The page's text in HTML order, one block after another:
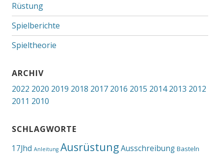
Rüstung
Spielberichte
Spieltheorie
ARCHIV
2022 2020 2019 2018 2017 2016 2015 2014 2013 2012
2011 2010
SCHLAGWORTE
17Jhd Anleitung Ausrüstung Ausschreibung Basteln